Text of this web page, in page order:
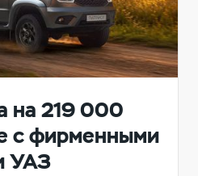
на 219 000
с фирменными
УАЗ